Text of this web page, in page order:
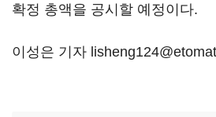
확정 총액을 공시할 예정이다.
이성은 기자